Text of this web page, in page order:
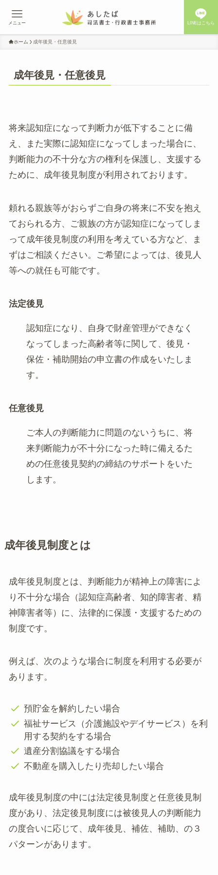
LINEはこちら
メニュー
ホーム 成年後見・任意後見
成年後見・任意後見
将来認知症になって判断力が低下することに備
え、また実際に認知症になってしまった場合に、
判断能力の不十分な方の権利を保護し、支援する
ために、成年後見制度が利用されております。
頼れる親族等がおらずご自身の将来に不安を抱え
ておられる方、ご親族の方が認知症になってしま
って成年後見制度の利用を考えている方など、ま
ずはご相談ください。ご希望によっては、後見人
等への就任も可能です。
法定後見
認知症になり、自身で財産管理ができなく
なってしまった高齢者等に関して、後見・
保佐・補助開始の申立書の作成をいたしま
す。
任意後見
ご本人の判断能力に問題のないうちに、将
来判断能力が不十分になった時に備えるた
めの任意後見契約の締結のサポートをいた
します。
成年後見制度とは
成年後見制度とは、判断能力が精神上の障害によ
り不十分な場合（認知症高齢者、知的障害者、精
神障害者等）に、法律的に保護・支援するための
制度です。
例えば、次のような場合に制度を利用する必要が
あります。
預貯金を解約したい場合
福祉サービス（介護施設やデイサービス）を利
用する契約をする場合
遺産分割協議をする場合
不動産を購入したり売却したい場合
成年後見制度の中には法定後見制度と任意後見制
度があり、法定後見制度には被後見人の判断能力
の度合いに応じて、成年後見、補佐、補助、の３
パターンがあります。